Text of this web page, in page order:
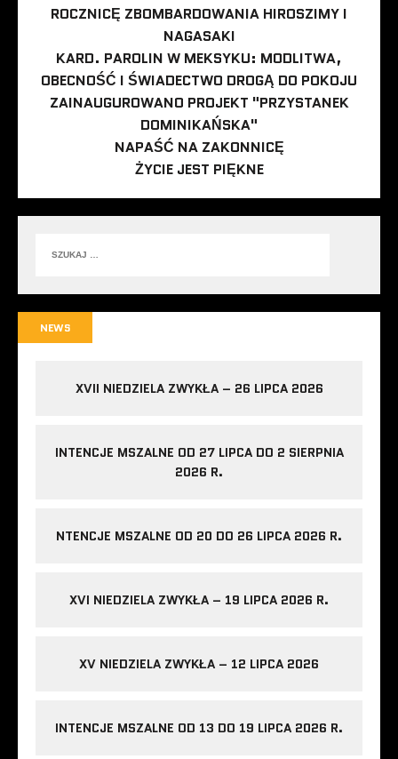
ROCZNICĘ ZBOMBARDOWANIA HIROSZIMY I
NAGASAKI
KARD. PAROLIN W MEKSYKU: MODLITWA,
OBECNOŚĆ I ŚWIADECTWO DROGĄ DO POKOJU
ZAINAUGUROWANO PROJEKT "PRZYSTANEK
DOMINIKAŃSKA"
NAPAŚĆ NA ZAKONNICĘ
ŻYCIE JEST PIĘKNE
NEWS
XVII NIEDZIELA ZWYKŁA – 26 LIPCA 2026
INTENCJE MSZALNE OD 27 LIPCA DO 2 SIERPNIA
2026 R.
NTENCJE MSZALNE OD 20 DO 26 LIPCA 2026 R.
XVI NIEDZIELA ZWYKŁA – 19 LIPCA 2026 R.
XV NIEDZIELA ZWYKŁA – 12 LIPCA 2026
INTENCJE MSZALNE OD 13 DO 19 LIPCA 2026 R.